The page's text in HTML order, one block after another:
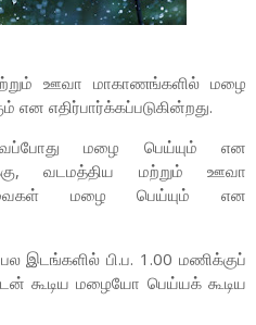
ஊவா மாகாணங்களில் மழை
என எதிர்பார்க்கப்படுகின்றது.
மழை பெய்யும் என
வடமத்திய மற்றும் ஊவா
மழை பெய்யும் என
இடங்களில் பி.ப. 1.00 மணிக்குப்
கூடிய மழையோ பெய்யக் கூடிய